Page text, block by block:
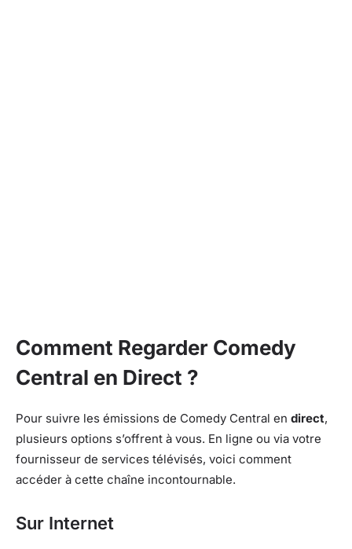
Comment Regarder Comedy
Central en Direct ?
Pour suivre les émissions de Comedy Central en direct,
plusieurs options s’offrent à vous. En ligne ou via votre
fournisseur de services télévisés, voici comment
accéder à cette chaîne incontournable.
Sur Internet